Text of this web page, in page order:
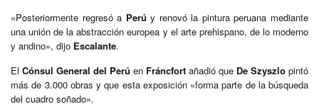
«Posteriormente regresó a Perú y renovó la pintura peruana mediante
una unión de la abstracción europea y el arte prehispano, de lo moderno
y andino», dijo Escalante.
El Cónsul General del Perú en Fráncfort añadió que De Szyszlo pintó
más de 3.000 obras y que esta exposición «forma parte de la búsqueda
del cuadro soñado».